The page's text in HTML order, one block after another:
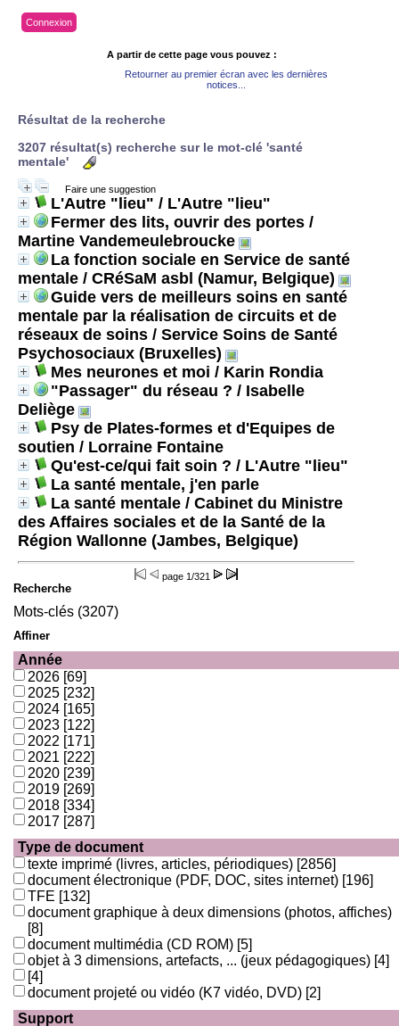
Connexion
A partir de cette page vous pouvez :
Retourner au premier écran avec les dernières
notices...
Résultat de la recherche
3207 résultat(s) recherche sur le mot-clé 'santé
mentale'
Faire une suggestion
L'Autre "lieu" / L'Autre "lieu"
Fermer des lits, ouvrir des portes /
Martine Vandemeulebroucke
La fonction sociale en Service de santé
mentale / CRéSaM asbl (Namur, Belgique)
Guide vers de meilleurs soins en santé
mentale par la réalisation de circuits et de
réseaux de soins / Service Soins de Santé
Psychosociaux (Bruxelles)
Mes neurones et moi / Karin Rondia
"Passager" du réseau ? / Isabelle
Deliège
Psy de Plates-formes et d'Equipes de
soutien / Lorraine Fontaine
Qu'est-ce/qui fait soin ? / L'Autre "lieu"
La santé mentale, j'en parle
La santé mentale / Cabinet du Ministre
des Affaires sociales et de la Santé de la
Région Wallonne (Jambes, Belgique)
page 1/321
Recherche
Mots-clés (3207)
Affiner
Année
2026 [69]
2025 [232]
2024 [165]
2023 [122]
2022 [171]
2021 [222]
2020 [239]
2019 [269]
2018 [334]
2017 [287]
Type de document
texte imprimé (livres, articles, périodiques) [2856]
document électronique (PDF, DOC, sites internet) [196]
TFE [132]
document graphique à deux dimensions (photos, affiches)
[8]
document multimédia (CD ROM) [5]
objet à 3 dimensions, artefacts, ... (jeux pédagogiques) [4]
[4]
document projeté ou vidéo (K7 vidéo, DVD) [2]
Support